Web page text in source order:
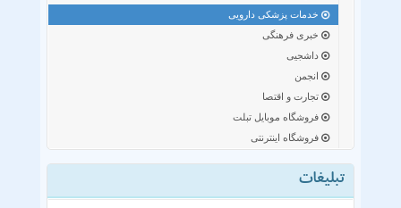
خدمات پزشکی دارویی
خبری فرهنگی
داشجیی
انجمن
تجارت و اقتصا
فروشگاه موبایل تبلت
فروشگاه اینترنتی
تبلیغات